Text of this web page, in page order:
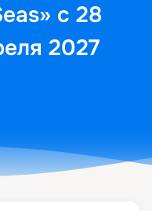
с 28
2027